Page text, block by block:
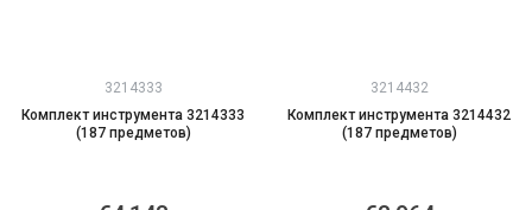
3214333
Комплект инструмента 3214333
(187 предметов)
3214432
Комплект инструмента 3214432
(187 предметов)